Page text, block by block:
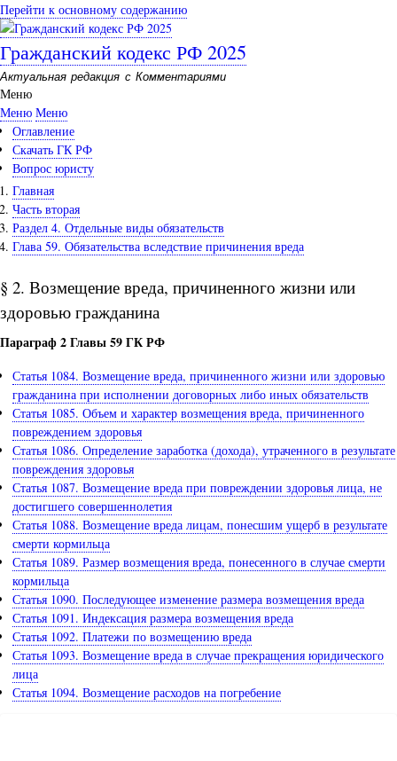
Перейти к основному содержанию
Гражданский кодекс РФ 2025
Актуальная редакция с Комментариями
Меню
Меню Меню
Оглавление
Скачать ГК РФ
Вопрос юристу
Главная
Часть вторая
Раздел 4. Отдельные виды обязательств
Глава 59. Обязательства вследствие причинения вреда
§ 2. Возмещение вреда, причиненного жизни или
здоровью гражданина
Параграф 2 Главы 59 ГК РФ
Статья 1084. Возмещение вреда, причиненного жизни или здоровью
гражданина при исполнении договорных либо иных обязательств
Статья 1085. Объем и характер возмещения вреда, причиненного
повреждением здоровья
Статья 1086. Определение заработка (дохода), утраченного в результате
повреждения здоровья
Статья 1087. Возмещение вреда при повреждении здоровья лица, не
достигшего совершеннолетия
Статья 1088. Возмещение вреда лицам, понесшим ущерб в результате
смерти кормильца
Статья 1089. Размер возмещения вреда, понесенного в случае смерти
кормильца
Статья 1090. Последующее изменение размера возмещения вреда
Статья 1091. Индексация размера возмещения вреда
Статья 1092. Платежи по возмещению вреда
Статья 1093. Возмещение вреда в случае прекращения юридического
лица
Статья 1094. Возмещение расходов на погребение